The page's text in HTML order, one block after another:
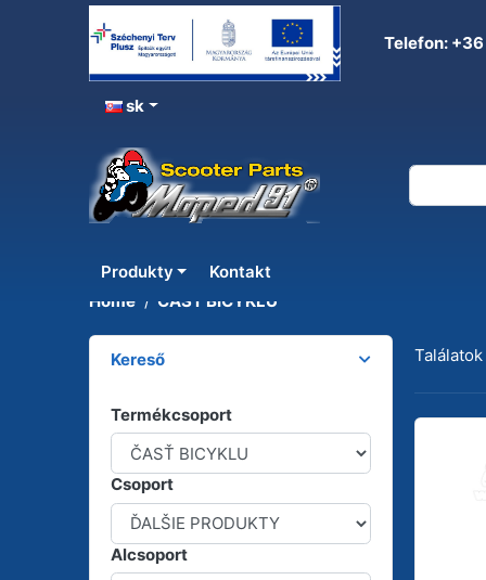
Telefon:
sk
Produkty Kontakt
ČASŤ BICYKLU
Home ČASŤ BICYKLU
Kereső
Termékcsoport
Csoport
Alcsoport